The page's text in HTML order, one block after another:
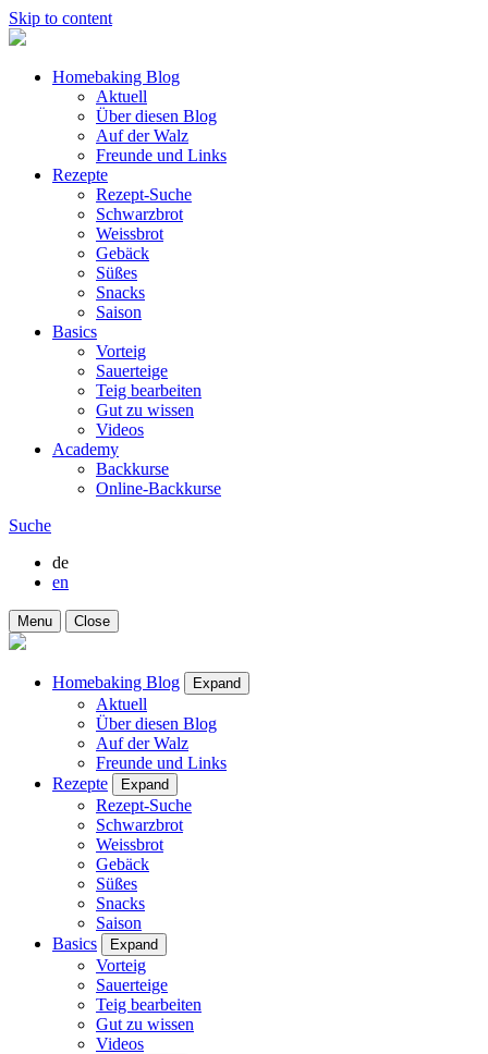
Skip to content
Homebaking Blog
Aktuell
Über diesen Blog
Auf der Walz
Freunde und Links
Rezepte
Rezept-Suche
Schwarzbrot
Weissbrot
Gebäck
Süßes
Snacks
Saison
Basics
Vorteig
Sauerteige
Teig bearbeiten
Gut zu wissen
Videos
Academy
Backkurse
Online-Backkurse
Suche
de
en
Menu Close
Homebaking Blog Expand
Aktuell
Über diesen Blog
Auf der Walz
Freunde und Links
Rezepte
Expand
Rezept-Suche
Schwarzbrot
Weissbrot
Gebäck
Süßes
Snacks
Saison
Basics
Expand
Vorteig
Sauerteige
Teig bearbeiten
Gut zu wissen
Videos